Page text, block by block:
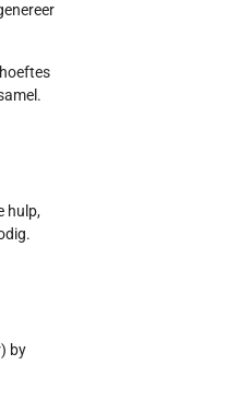
hulp,
by